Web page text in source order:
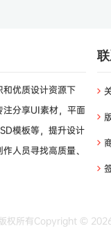
和优质设计资源下
注分享UI素材，平面
模板等，提升设计
人员寻找高质量、
权所有Copyright ©